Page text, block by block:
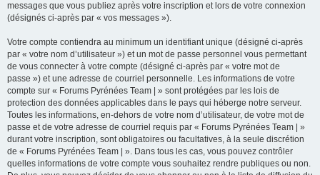
messages que vous publiez après votre inscription et lors de votre connexion
(désignés ci-après par « vos messages »).
Votre compte contiendra au minimum un identifiant unique (désigné ci-après
par « votre nom d’utilisateur ») et un mot de passe personnel vous permettant
de vous connecter à votre compte (désigné ci-après par « votre mot de
passe ») et une adresse de courriel personnelle. Les informations de votre
compte sur « Forums Pyrénées Team | » sont protégées par les lois de
protection des données applicables dans le pays qui héberge notre serveur.
Toutes les informations, en-dehors de votre nom d’utilisateur, de votre mot de
passe et de votre adresse de courriel requis par « Forums Pyrénées Team | »
durant votre inscription, sont obligatoires ou facultatives, à la seule discrétion
de « Forums Pyrénées Team | ». Dans tous les cas, vous pouvez contrôler
quelles informations de votre compte vous souhaitez rendre publiques ou non.